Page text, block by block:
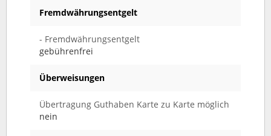
Fremdwährungsentgelt
- Fremdwährungsentgelt
gebührenfrei
Überweisungen
Übertragung Guthaben Karte zu Karte möglich
nein